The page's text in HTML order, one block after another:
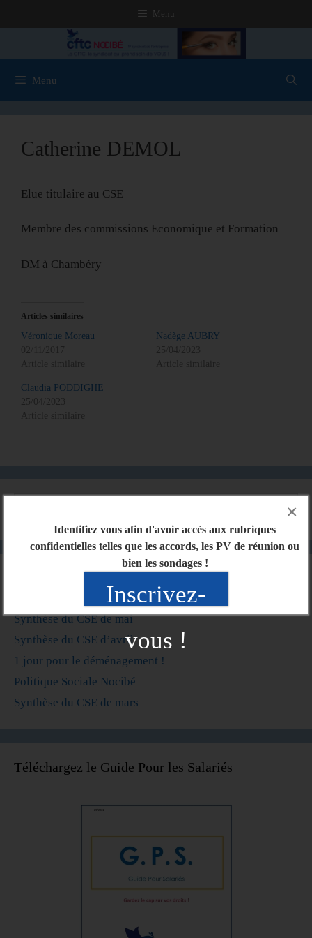
Identifiez vous afin d'avoir accès aux rubriques
confidentielles telles que les accords, les PV de réunion ou
bien les sondages !
Inscrivez-
vous !
×
Menu
Menu
Catherine DEMOL
Elue titulaire au CSE
Membre des commissions Economique et Formation
DM à Chambéry
Articles similaires
Véronique Moreau
02/11/2017
Article similaire
Nadège AUBRY
25/04/2023
Article similaire
Claudia PODDIGHE
25/04/2023
Article similaire
Synthèse du CSE de mai
Synthèse du CSE d’avril
1 jour pour le déménagement !
Politique Sociale Nocibé
Synthèse du CSE de mars
Téléchargez le Guide Pour les Salariés